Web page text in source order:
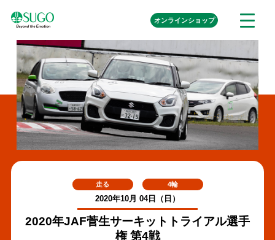
メ
ー
を
開
く
オンラインショップ外
部
走る 4輪
2020年10月 04日（日）
2020年JAF菅生サーキットトライアル選手
権 第4戦